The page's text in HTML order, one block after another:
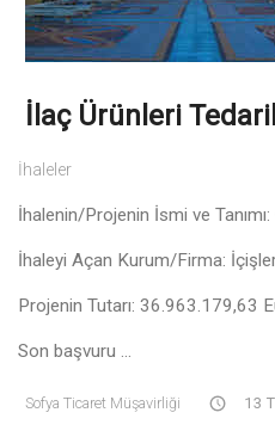
İlaç Ürünleri
İhaleler
İhalenin/Projenin İsmi ve
İhaleyi Açan Kurum/Firma:
Projenin Tutarı: 36.963.179,63
Son başvuru ...
Sofya Ticaret Müşavirliği 13